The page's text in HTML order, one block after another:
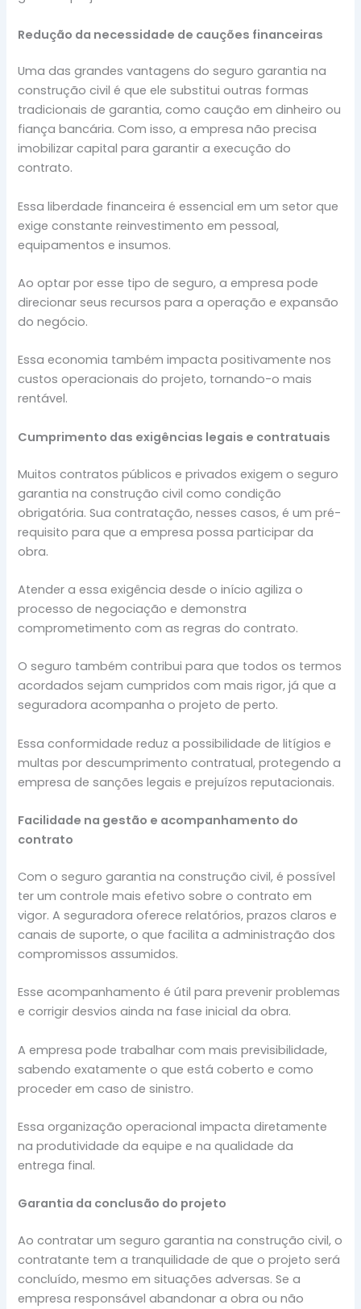
Redução da necessidade de cauções financeiras
Uma das grandes vantagens do seguro garantia na
construção civil é que ele substitui outras formas
tradicionais de garantia, como caução em dinheiro ou
fiança bancária. Com isso, a empresa não precisa
imobilizar capital para garantir a execução do
contrato.
Essa liberdade financeira é essencial em um setor que
exige constante reinvestimento em pessoal,
equipamentos e insumos.
Ao optar por esse tipo de seguro, a empresa pode
direcionar seus recursos para a operação e expansão
do negócio.
Essa economia também impacta positivamente nos
custos operacionais do projeto, tornando-o mais
rentável.
Cumprimento das exigências legais e contratuais
Muitos contratos públicos e privados exigem o seguro
garantia na construção civil como condição
obrigatória. Sua contratação, nesses casos, é um pré-
requisito para que a empresa possa participar da
obra.
Atender a essa exigência desde o início agiliza o
processo de negociação e demonstra
comprometimento com as regras do contrato.
O seguro também contribui para que todos os termos
acordados sejam cumpridos com mais rigor, já que a
seguradora acompanha o projeto de perto.
Essa conformidade reduz a possibilidade de litígios e
multas por descumprimento contratual, protegendo a
empresa de sanções legais e prejuízos reputacionais.
Facilidade na gestão e acompanhamento do
contrato
Com o seguro garantia na construção civil, é possível
ter um controle mais efetivo sobre o contrato em
vigor. A seguradora oferece relatórios, prazos claros e
canais de suporte, o que facilita a administração dos
compromissos assumidos.
Esse acompanhamento é útil para prevenir problemas
e corrigir desvios ainda na fase inicial da obra.
A empresa pode trabalhar com mais previsibilidade,
sabendo exatamente o que está coberto e como
proceder em caso de sinistro.
Essa organização operacional impacta diretamente
na produtividade da equipe e na qualidade da
entrega final.
Garantia da conclusão do projeto
Ao contratar um seguro garantia na construção civil, o
contratante tem a tranquilidade de que o projeto será
concluído, mesmo em situações adversas. Se a
empresa responsável abandonar a obra ou não